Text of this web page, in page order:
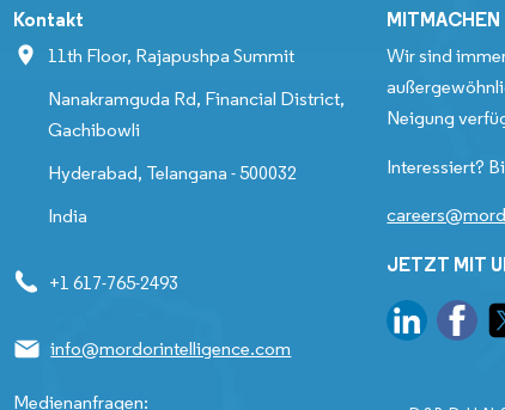
Kontakt
11th Floor, Rajapushpa Summit
Nanakramguda Rd, Financial District,
Gachibowli
Hyderabad, Telangana - 500032
India
+1 617-765-2493
info@mordorintelligence.com
Medienanfragen:
MITMACHEN
Wir sind
Neigung
Interessiert?
JETZT MIT